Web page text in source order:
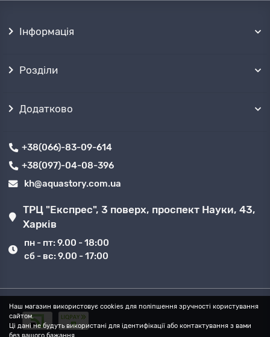
Поверхневий
всередину і виходить з ладу. Модель
встановлюється на поверхні землі поруч з
них занурюють у воду, другий приєднують до
поливу.
Принцип роботи поверхневих водяних
вході в даний насос формується перепад тиску,
всередину конструкції. Вакуум всередині
робочих камер забезпечує активне
всмоктування. Однак досягнення
максимального рівня потужності подачі води
неможливо через постійної присутності
використовувати поверхневі водні насоси при
Водопостачання дачі зі свердловин з більшою
глибиною можливо тільки за допомогою
Наш магазин використовує cookies для поліпшення зручності користування
сайтом.
Ці дані не будуть використані для ідентифікації або контактування з вами
Інформація
Розділи
Додатково
+38(066)-83-09-614
+38(097)-04-08-396
kh@aquastory.com.ua
ТРЦ "Експрес", 3 поверх, проспект Науки, 43,
Харків
пн - пт: 9.00 - 18:00
сб - вс: 9.00 - 17:00